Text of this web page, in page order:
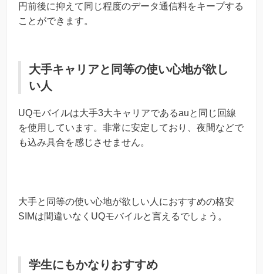
円前後に抑えて同じ程度のデータ通信料をキープする
ことができます。
大手キャリアと同等の使い心地が欲し
い人
UQモバイルは大手3大キャリアであるauと同じ回線
を使用しています。非常に安定しており、夜間などで
も込み具合を感じさせません。
大手と同等の使い心地が欲しい人におすすめの格安
SIMは間違いなくUQモバイルと言えるでしょう。
学生にもかなりおすすめ